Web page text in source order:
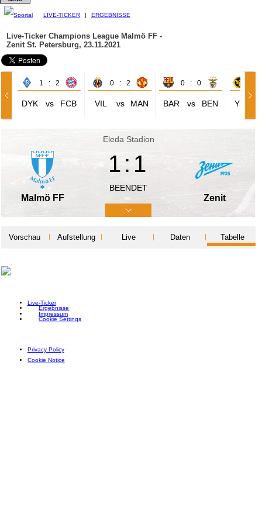
LIVE-TICKER | ERGEBNISSE
Live-Ticker Champions League Malmö FF -
Zenit St. Petersburg, 23.11.2021
1 : 2
DYK vs FCB
0 : 2
VIL vs MAN
0 : 0
BAR vs BEN YBB
Eleda Stadion
Malmö FF
1:1
BEENDET
Zenit
Vorschau Aufstellung Live Daten Tabelle
Live-Ticker
Ergebnisse
Impressum
Cookie Settings
Privacy Policy
Cookie Notice